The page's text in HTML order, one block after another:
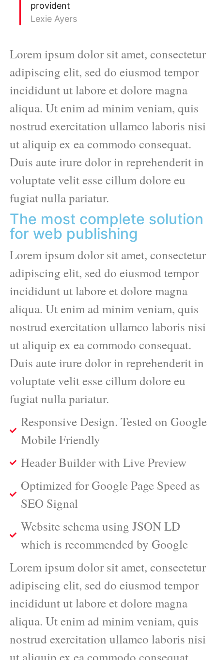
provident
Lexie Ayers
Lorem ipsum dolor sit amet, consectetur
adipiscing elit, sed do eiusmod tempor
incididunt ut labore et dolore magna
aliqua. Ut enim ad minim veniam, quis
nostrud exercitation ullamco laboris nisi
ut aliquip ex ea commodo consequat.
Duis aute irure dolor in reprehenderit in
voluptate velit esse cillum dolore eu
fugiat nulla pariatur.
The most complete solution
for web publishing
Lorem ipsum dolor sit amet, consectetur
adipiscing elit, sed do eiusmod tempor
incididunt ut labore et dolore magna
aliqua. Ut enim ad minim veniam, quis
nostrud exercitation ullamco laboris nisi
ut aliquip ex ea commodo consequat.
Duis aute irure dolor in reprehenderit in
voluptate velit esse cillum dolore eu
fugiat nulla pariatur.
Responsive Design. Tested on Google
Mobile Friendly
Header Builder with Live Preview
Optimized for Google Page Speed as
SEO Signal
Website schema using JSON LD
which is recommended by Google
Lorem ipsum dolor sit amet, consectetur
adipiscing elit, sed do eiusmod tempor
incididunt ut labore et dolore magna
aliqua. Ut enim ad minim veniam, quis
nostrud exercitation ullamco laboris nisi